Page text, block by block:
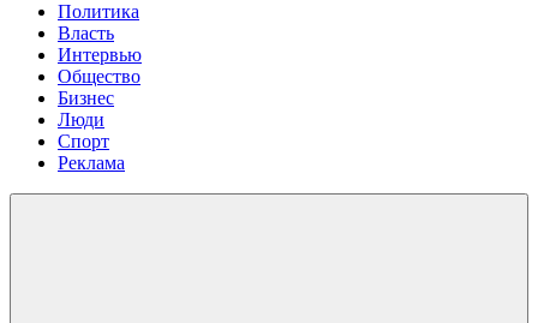
Политика
Власть
Интервью
Общество
Бизнес
Люди
Спорт
Реклама